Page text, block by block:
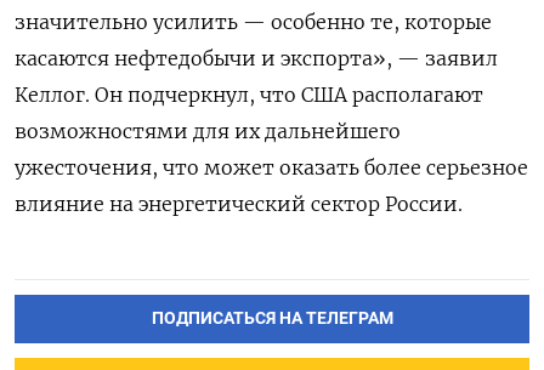
значительно усилить — особенно те, которые
касаются нефтедобычи и экспорта», — заявил
Келлог. Он подчеркнул, что США располагают
возможностями для их дальнейшего
ужесточения, что может оказать более серьезное
влияние на энергетический сектор России.
ПОДПИСАТЬСЯ НА ТЕЛЕГРАМ